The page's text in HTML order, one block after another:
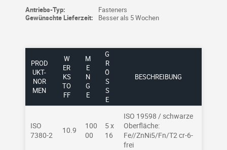
Antriebs-Typ:
Fasteners
Gewünschte Lieferzeit:
Besser als 5 Wochen
PROD
UKT-
NOR
MEN
W
ER
KS
TO
FF
M
E
N
G
E
G
R
Ö
SS
E
BESCHREIBUNG
ISO
7380-2
10.9
100
00
5 x
16
ISO 19598 / schwarze
Oberfläche:
Fe//ZnNi5/Fn/T2 cr-6-
frei